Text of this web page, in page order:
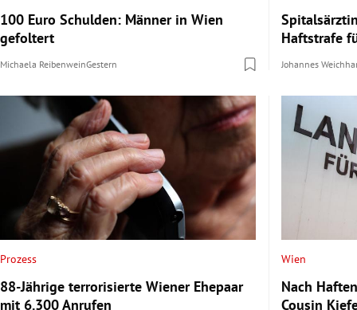
100 Euro Schulden: Männer in Wien
gefoltert
Michaela ReibenweinGestern
Haftstrafe
Johannes
Prozess
88-Jährige terrorisierte Wiener Ehepaar
mit 6.300 Anrufen
Wien
Nach
Cousin